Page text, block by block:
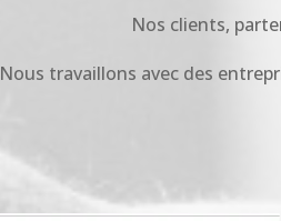
Nos clients,
Nous travaillons avec des